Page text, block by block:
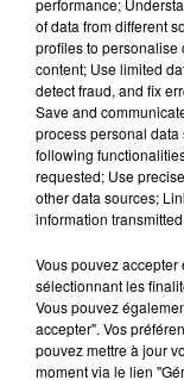
of data from different
profiles to personalise
content; Use limited
detect fraud, and fix
Save and
process personal
following
requested; Use
other data sources;
information
Vous pouvez accepter
sélectionnant les
Vous pouvez
accepter". Vos
pouvez mettre à jour
moment via le lien